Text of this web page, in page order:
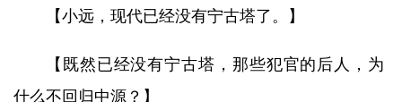
【小远，现代已经没有宁古塔了。】
【既然已经没有宁古塔，那些犯官的后人，为
什么不回归中源？】